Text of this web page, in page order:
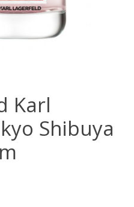
Karl
Shibuya